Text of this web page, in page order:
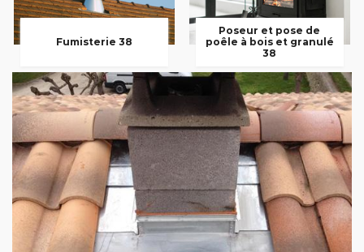
Fumisterie 38
Poseur et pose de
poêle à bois et granulé
38